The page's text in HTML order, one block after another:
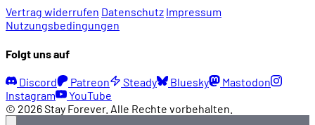
Vertrag widerrufen Datenschutz Impressum
Nutzungsbedingungen
Folgt uns auf
Discord Patreon Steady Bluesky
Mastodon
Instagram
YouTube
© 2026 Stay Forever. Alle Rechte vorbehalten.